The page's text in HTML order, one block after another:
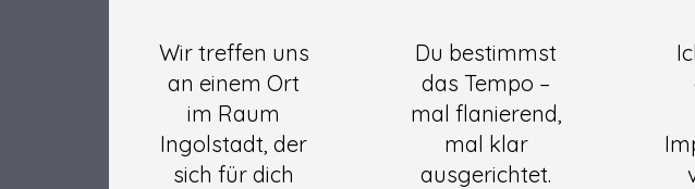
Wir treffen uns
an einem Ort
im Raum
Ingolstadt, der
sich für dich
Du bestimmst
das Tempo –
mal flanierend,
mal klar
ausgerichtet.